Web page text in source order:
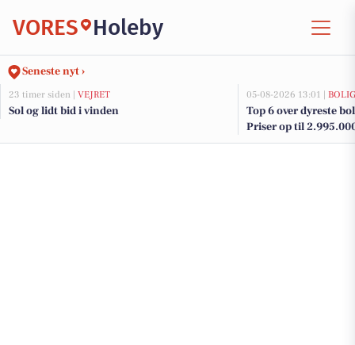
VORES Holeby
Seneste nyt ›
23 timer siden | VEJRET
Sol og lidt bid i vinden
05-08-2026 13:01 |
Top 6 over dyreste
Priser op til